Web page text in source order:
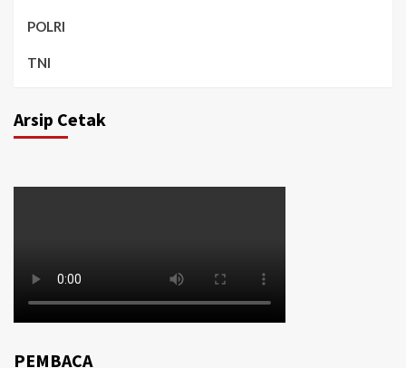
POLRI
TNI
Arsip Cetak
PEMBACA